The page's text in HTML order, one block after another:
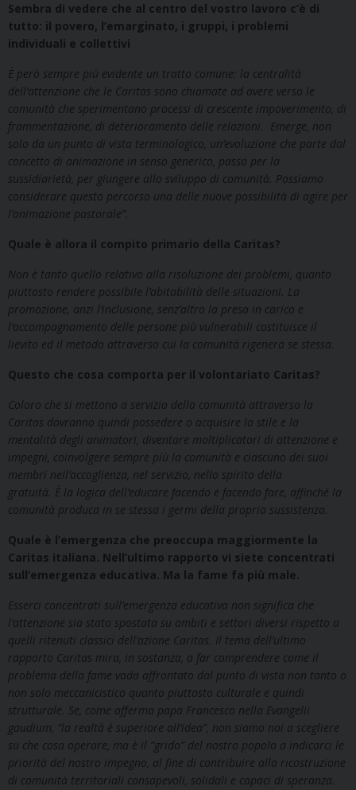
Sembra di vedere che al centro del vostro lavoro c’è di
tutto: il povero, l’emarginato, i gruppi, i problemi
individuali e collettivi
È però sempre più evidente un tratto comune: la centralità
dell’attenzione che le Caritas sono chiamate ad avere verso le
comunità che sperimentano processi di crescente impoverimento, di
frammentazione, di deterioramento delle relazioni. Emerge, non
solo da un punto di vista terminologico, un’evoluzione che parte dal
concetto di animazione in senso generico, passa per la
sussidiarietà, per giungere allo sviluppo di comunità. Possiamo
considerare questo percorso una delle nuove possibilità di agire per
l’animazione pastorale”.
Quale è allora il compito primario della Caritas?
Non è tanto quello relativo alla risoluzione dei problemi, quanto
piuttosto rendere possibile l’abitabilità delle situazioni. La
promozione, anzi l’inclusione, senz’altro la presa in carico e
l’accompagnamento delle persone più vulnerabili costituisce il
lievito ed il metodo attraverso cui la comunità rigenera se stessa.
Questo che cosa comporta per il volontariato Caritas?
Coloro che si mettono a servizio della comunità attraverso la
Caritas dovranno quindi possedere o acquisire lo stile e la
mentalità degli animatori, diventare moltiplicatori di attenzione e
impegni, coinvolgere sempre più la comunità e ciascuno dei suoi
membri nell’accoglienza, nel servizio, nello spirito della
gratuità. È la logica dell’educare facendo e facendo fare, affinché la
comunità produca in se stessa i germi della propria sussistenza.
Quale è l’emergenza che preoccupa maggiormente la
Caritas italiana. Nell’ultimo rapporto vi siete concentrati
sull’emergenza educativa. Ma la fame fa più male.
Esserci concentrati sull’emergenza educativa non significa che
l’attenzione sia stata spostata su ambiti e settori diversi rispetto a
quelli ritenuti classici dell’azione Caritas. Il tema dell’ultimo
rapporto Caritas mira, in sostanza, a far comprendere come il
problema della fame vada affrontato dal punto di vista non tanto o
non solo meccanicistico quanto piuttosto culturale e quindi
strutturale. Se, come afferma papa Francesco nella Evangelii
gaudium, “la realtà è superiore all’idea”, non siamo noi a scegliere
su che cosa operare, ma è il “grido” del nostro popolo a indicarci le
priorità del nostro impegno, al fine di contribuire alla ricostruzione
di comunità territoriali consapevoli, solidali e capaci di speranza.